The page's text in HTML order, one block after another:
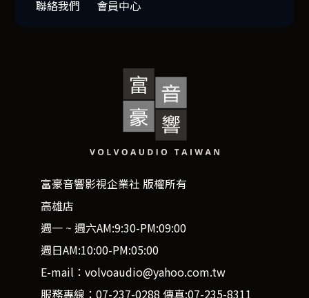
聯絡我們
會員中心
富豪音響影視企業社 版權所有
高雄店
週一 ~ 週六AM:9:30-PM:09:00
週日AM:10:00-PM:05:00
E-mail：volvoaudio@yahoo.com.tw
服務專線：07-237-0288 傳真:07-235-8311